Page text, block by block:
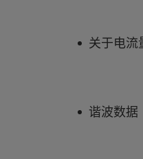
关于电
谐波数据